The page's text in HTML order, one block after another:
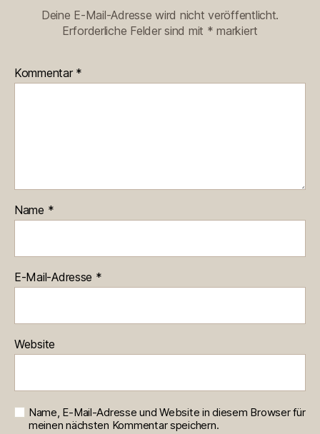
Deine E-Mail-Adresse wird nicht veröffentlicht.
Erforderliche Felder sind mit * markiert
Kommentar *
Name *
E-Mail-Adresse *
Website
Name, E-Mail-Adresse und Website in diesem Browser für
meinen nächsten Kommentar speichern.